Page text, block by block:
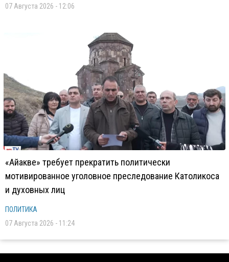
07 Августа 2026 - 12:06
«Айакве» требует прекратить политически
мотивированное уголовное преследование Католикоса
и духовных лиц
ПОЛИТИКА
07 Августа 2026 - 11:24